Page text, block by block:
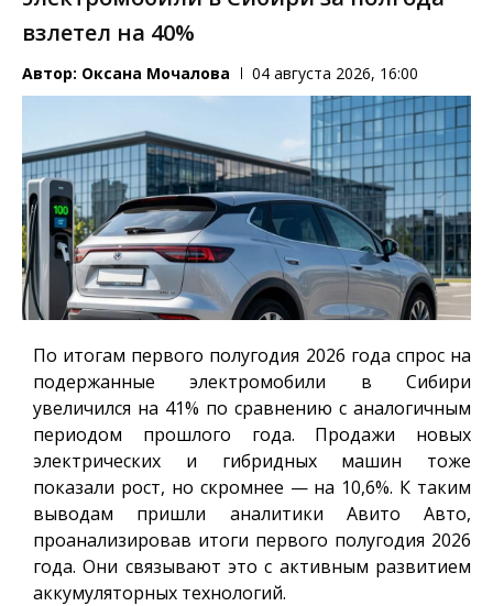
взлетел на 40%
Автор: Оксана Мочалова 04 августа 2026, 16:00
По итогам первого полугодия 2026 года спрос на
подержанные электромобили в Сибири
увеличился на 41% по сравнению с аналогичным
периодом прошлого года. Продажи новых
электрических и гибридных машин тоже
показали рост, но скромнее — на 10,6%. К таким
выводам пришли аналитики Авито Авто,
проанализировав итоги первого полугодия 2026
года. Они связывают это с активным развитием
аккумуляторных технологий.